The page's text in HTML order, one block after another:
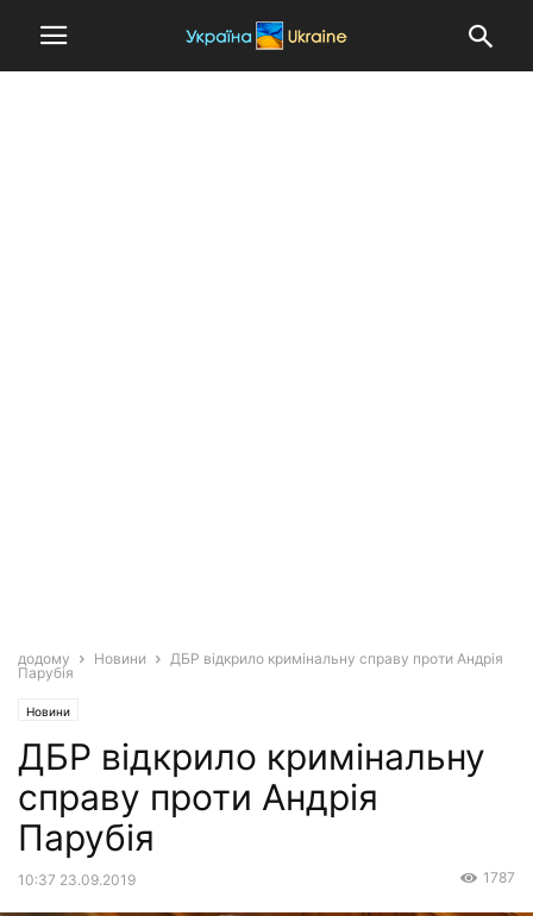
додому Новини
ДБР відкрило кримінальну справу проти Андрія
Парубія
Новини
ДБР відкрило кримінальну
справу проти Андрія
Парубія
10:37 23.09.2019 1787